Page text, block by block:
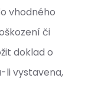
vhodného
či
doklad o
li vystavena,